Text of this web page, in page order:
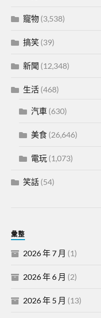
寵物 (3,538)
搞笑 (39)
新聞 (12,348)
生活 (468)
汽車 (630)
美食 (26,646)
電玩 (1,073)
笑話 (54)
彙整
2026 年 7 月 (1)
2026 年 6 月 (2)
2026 年 5 月 (13)